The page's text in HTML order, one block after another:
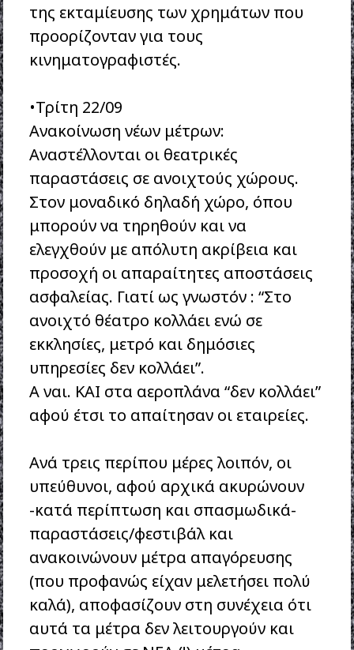
της εκταμίευσης των χρημάτων που
προορίζονταν για τους
κινηματογραφιστές.
•Τρίτη 22/09
Ανακοίνωση νέων μέτρων:
Αναστέλλονται οι θεατρικές
παραστάσεις σε ανοιχτούς χώρους.
Στον μοναδικό δηλαδή χώρο, όπου
μπορούν να τηρηθούν και να
ελεγχθούν με απόλυτη ακρίβεια και
προσοχή οι απαραίτητες αποστάσεις
ασφαλείας. Γιατί ως γνωστόν : “Στο
ανοιχτό θέατρο κολλάει ενώ σε
εκκλησίες, μετρό και δημόσιες
υπηρεσίες δεν κολλάει”.
Α ναι. ΚΑΙ στα αεροπλάνα “δεν κολλάει”
αφού έτσι το απαίτησαν οι εταιρείες.
Ανά τρεις περίπου μέρες λοιπόν, οι
υπεύθυνοι, αφού αρχικά ακυρώνουν
-κατά περίπτωση και σπασμωδικά-
παραστάσεις/φεστιβάλ και
ανακοινώνουν μέτρα απαγόρευσης
(που προφανώς είχαν μελετήσει πολύ
καλά), αποφασίζουν στη συνέχεια ότι
αυτά τα μέτρα δεν λειτουργούν και